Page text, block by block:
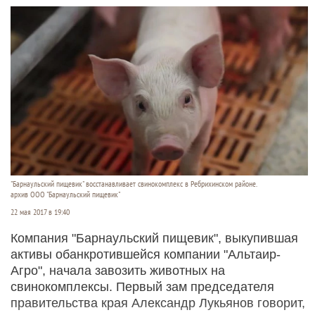
"Барнаульский пищевик" восстанавливает свинокомплекс в Ребрихинском районе.
архив ООО "Барнаульский пищевик"
22 мая 2017 в 19:40
Компания "Барнаульский пищевик", выкупившая
активы обанкротившейся компании "Альтаир-
Агро", начала завозить животных на
свинокомплексы. Первый зам председателя
правительства края Александр Лукьянов говорит,